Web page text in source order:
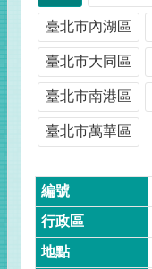
臺北市內湖區
臺北市大同區
臺北市南港區
臺北市萬華區